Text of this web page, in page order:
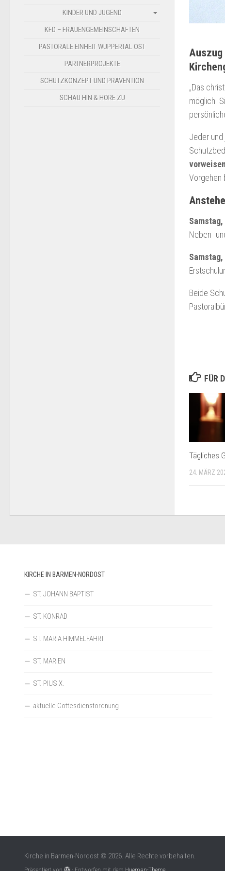
„Das
möglich.
Jeder
vorweisen
Vorgehen
Neben-
Beide
FÜR
Tägliches
24. MÄRZ
KINDER UND JUGEND
KFD – FRAUENGEMEINSCHAFTEN
PASTORALE EINHEIT WUPPERTAL OST
PARTNERPROJEKTE
SCHUTZKONZEPT UND PRÄVENTION
SCHAU HIN & HÖRE ZU
KIRCHE IN BARMEN-NORDOST
ST. JOHANN BAPTIST
ST. KONRAD
ST. MARIÄ HIMMELFAHRT
ST. MARIEN
ST. PIUS X.
aktuelle Gottesdienstordnung
Kirche in Barmen-Nordost © 2026. Alle Rechte vorbehalten.